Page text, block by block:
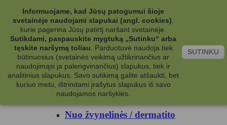
Kategorijos
Kosmetika
Kūno priežiūrai
Nuo prakaito
Kūno prausikliai
Nuo žvynelinės / dermatito
Informuojame, kad Jūsų patogumui šioje
svetainėje naudojami slapukai (angl. cookies)
kurie pagerina Jūsų patirtį naršant svetainėje.
Sutikdami, paspauskite mygtuką „Sutinku“ arba
tęskite naršymą toliau
Parduotuvė naudoja tiek
būtinuosius (svetainės veikimą užtikrinančius ar
naudojimąsi ja palengvinančius) slapukus, tiek ir
analitinius slapukus. Savo sutikimą galite atšaukti, bet
kuriuo metu, ištrindami įrašytus slapukus iš savo
naudojamos naršyklės.
SUTINKU